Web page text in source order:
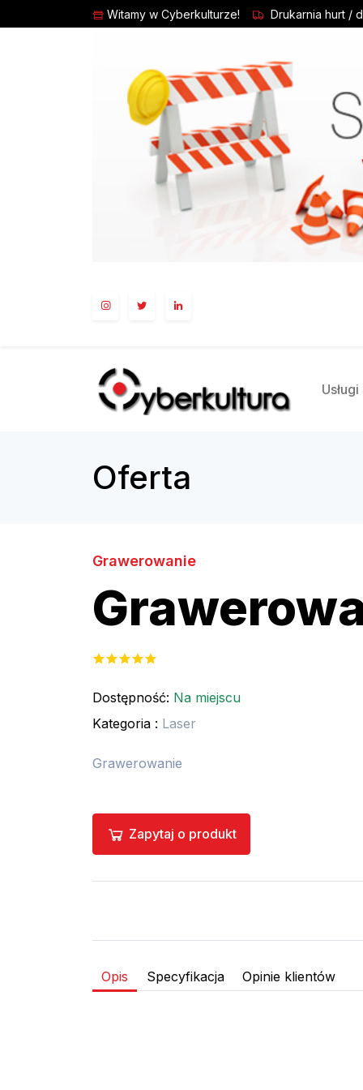
Witamy w Cyberkulturze! Drukarnia hurt /
Oferta
Grawerowanie
Dostępność: Na miejscu
Kategoria : Laser
Grawerowanie
Zapytaj o produkt
Opis Specyfikacja Opinie klientów